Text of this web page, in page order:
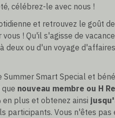
célébrez-le avec nous !
et retrouvez le goût
! Qu'il s'agisse de
deux ou d'un voyage
Summer Smart Special et
nouveau membre ou H
en plus et obtenez ainsi
participants. Vous n'êtes pas